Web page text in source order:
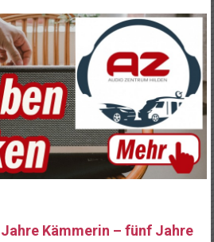
Kämmerin – fünf Jahre